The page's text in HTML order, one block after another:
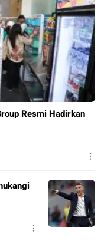
Resmi Hadirkan